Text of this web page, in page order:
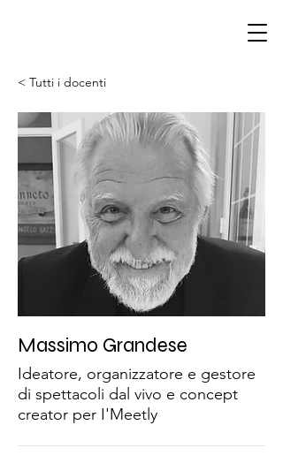
< Tutti i docenti
Massimo Grandese
Ideatore, organizzatore e gestore
di spettacoli dal vivo e concept
creator per I'Meetly